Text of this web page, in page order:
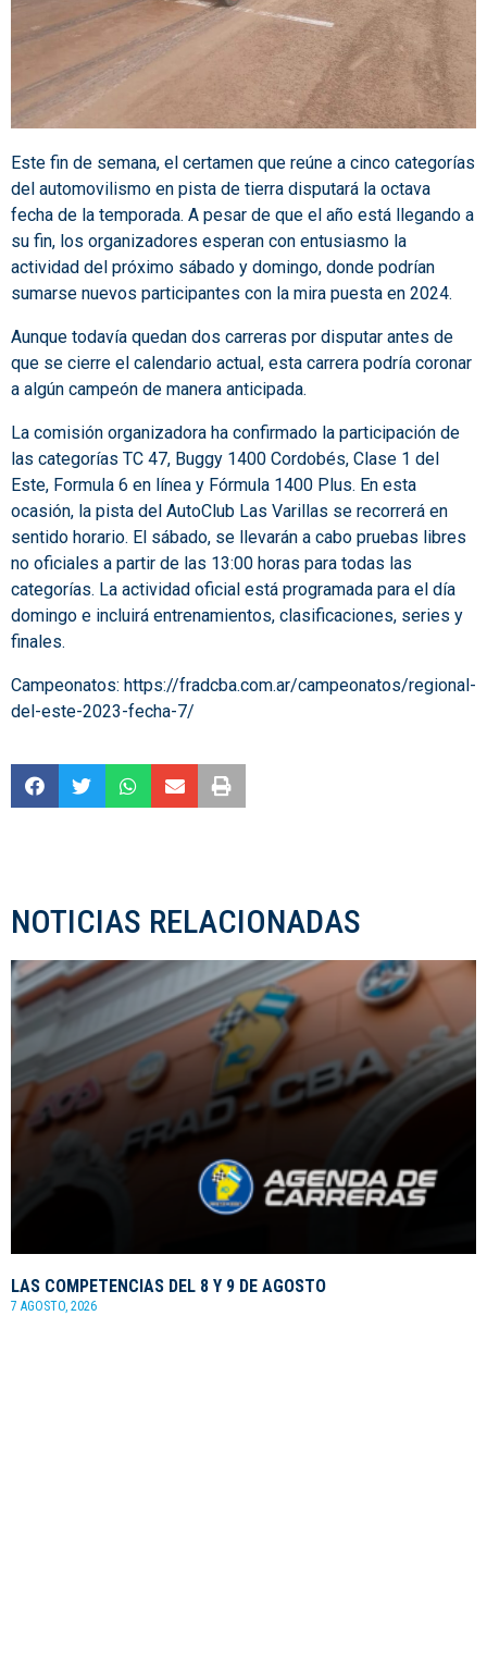
Este fin de semana, el certamen que reúne a cinco categorías
del automovilismo en pista de tierra disputará la octava
fecha de la temporada. A pesar de que el año está llegando a
su fin, los organizadores esperan con entusiasmo la
actividad del próximo sábado y domingo, donde podrían
sumarse nuevos participantes con la mira puesta en 2024.
Aunque todavía quedan dos carreras por disputar antes de
que se cierre el calendario actual, esta carrera podría coronar
a algún campeón de manera anticipada.
La comisión organizadora ha confirmado la participación de
las categorías TC 47, Buggy 1400 Cordobés, Clase 1 del
Este, Formula 6 en línea y Fórmula 1400 Plus. En esta
ocasión, la pista del AutoClub Las Varillas se recorrerá en
sentido horario. El sábado, se llevarán a cabo pruebas libres
no oficiales a partir de las 13:00 horas para todas las
categorías. La actividad oficial está programada para el día
domingo e incluirá entrenamientos, clasificaciones, series y
finales.
Campeonatos: https://fradcba.com.ar/campeonatos/regional-
del-este-2023-fecha-7/
NOTICIAS RELACIONADAS
LAS COMPETENCIAS DEL 8 Y 9 DE AGOSTO
7 AGOSTO, 2026